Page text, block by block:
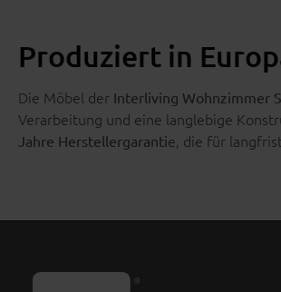
Produziert in
Die Möbel der Interliving Wohnzimmer
Verarbeitung und eine langlebige
Jahre Herstellergarantie, die für